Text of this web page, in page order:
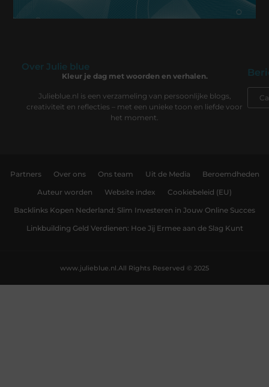
Over Julie blue
Kleur je dag met woorden en verhalen.
Julieblue.nl is een verzameling van persoonlijke blogs,
creativiteit en reflecties – met een unieke toon en liefde voor
het moment.
Partners Over ons Ons team Uit de Media Beroemdheden
Auteur worden Website index Cookiebeleid (EU)
Backlinks Kopen Nederland: Slim Investeren in Jouw Online Succes
Linkbuilding Geld Verdienen: Hoe Jij Ermee aan de Slag Kunt
All Rights Reserved © 2025
www.julieblue.nl.